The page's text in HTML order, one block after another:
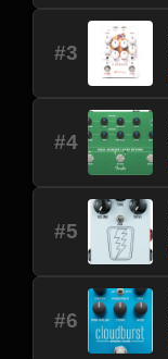
#3
#4
#5
#6